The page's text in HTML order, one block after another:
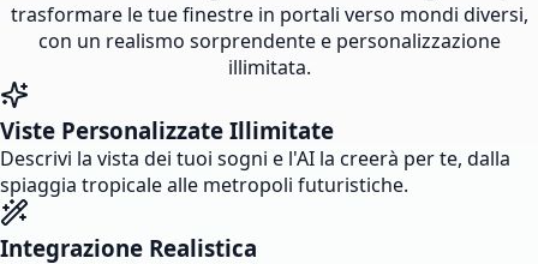
trasformare le tue finestre in portali verso mondi diversi,
con un realismo sorprendente e personalizzazione
illimitata.
Viste Personalizzate Illimitate
Descrivi la vista dei tuoi sogni e l'AI la creerà per te, dalla
spiaggia tropicale alle metropoli futuristiche.
Integrazione Realistica